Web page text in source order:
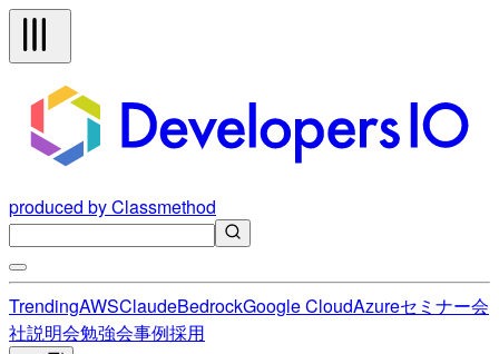
produced by Classmethod
TrendingAWSClaudeBedrockGoogle CloudAzureセミナー会
社説明会勉強会事例採用